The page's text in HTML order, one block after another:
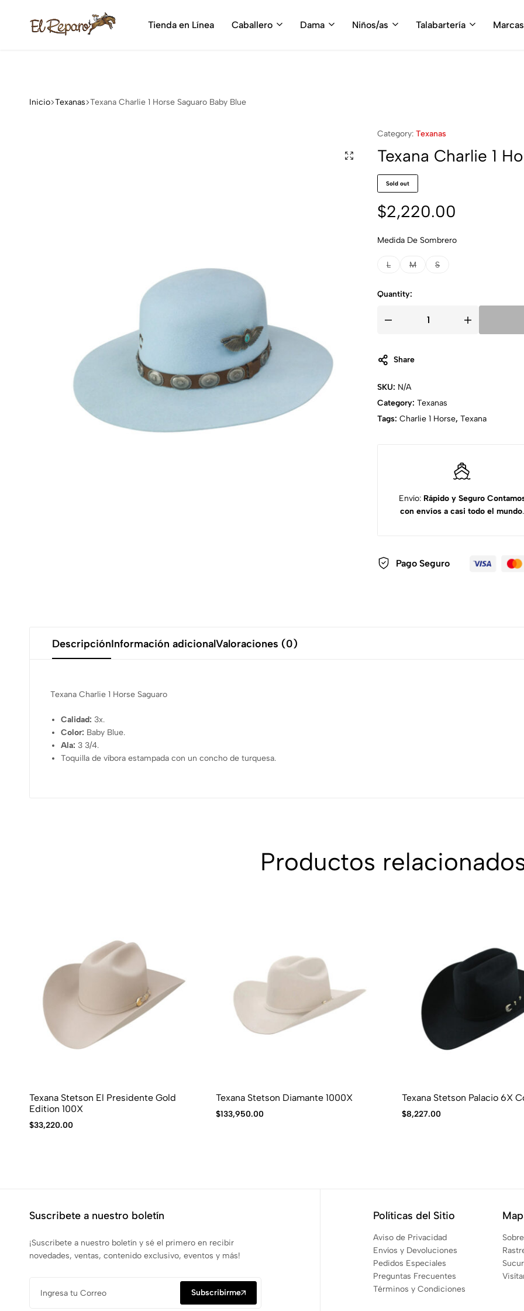
de
Tienda en Línea Caballero Dama Niños/as Talabartería Marcas
Inicio Texanas Texana Charlie 1 Horse Saguaro Baby Blue
Category: Texanas
Texana Charlie 1
Sold out
$2,220.00
Medida De Sombrero
L M S
Quantity:
Share
SKU: N/A
Category: Texanas
Tags: Charlie 1 Horse, Texana
Envío: Rápido y Seguro
con envíos a casi todo el mundo.
Pago Seguro
DescripciónInformación adicionalValoraciones (0)
Texana Charlie 1 Horse Saguaro
Calidad: 3x.
Color: Baby Blue.
Ala: 3 3/4.
Toquilla de víbora estampada con un concho de turquesa.
Productos
Texana Stetson El Presidente Gold
Edition 100X
$33,220.00
Texana Stetson Diamante 1000X
$133,950.00
Texana Stetson Palacio 6X
$8,227.00
Suscribete a nuestro boletín
¡Suscribete a nuestro boletín y sé el primero en recibir
novedades, ventas, contenido exclusivo, eventos y más!
Subscribirme
Políticas del Sitio
Aviso de Privacidad
Envíos y Devoluciones
Pedidos Especiales
Preguntas Frecuentes
Términos y Condiciones